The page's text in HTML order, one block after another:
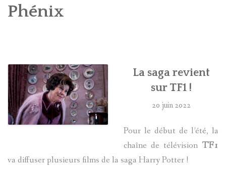
J.K. ROWLING
PRODUITS DÉRIVÉS
A PROPOS
Phénix
La saga revient
sur TF1 !
20 juin 2022
Pour le début de l’été, la
chaîne de télévision TF1
va diffuser plusieurs films de la saga Harry Potter !